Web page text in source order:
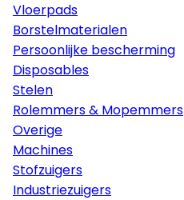
Vloerpads
Borstelmaterialen
Persoonlijke bescherming
Disposables
Stelen
Rolemmers & Mopemmers
Overige
Machines
Stofzuigers
Industriezuigers